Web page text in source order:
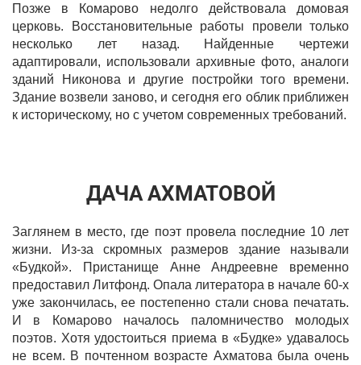
Позже в Комарово недолго действовала домовая
церковь. Восстановительные работы провели только
несколько лет назад. Найденные чертежи
адаптировали, использовали архивные фото, аналоги
зданий Никонова и другие постройки того времени.
Здание возвели заново, и сегодня его облик приближен
к историческому, но с учетом современных требований.
ДАЧА АХМАТОВОЙ
Заглянем в место, где поэт провела последние 10 лет
жизни. Из-за скромных размеров здание называли
«Будкой». Пристанище Анне Андреевне временно
предоставил Литфонд. Опала литератора в начале 60-х
уже закончилась, ее постепенно стали снова печатать.
И в Комарово началось паломничество молодых
поэтов. Хотя удостоиться приема в «Будке» удавалось
не всем. В почтенном возрасте Ахматова была очень